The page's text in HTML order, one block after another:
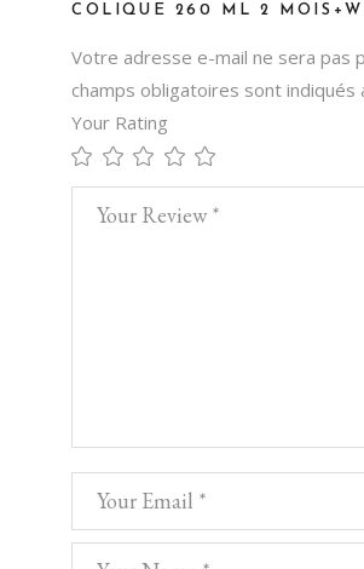
COLIQUE 260 ML 2
Votre adresse e-mail ne sera pas
champs obligatoires sont indiqués
Your Rating